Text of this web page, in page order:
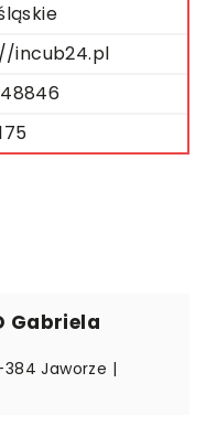
incub24.pl
Gabriela
Jaworze |